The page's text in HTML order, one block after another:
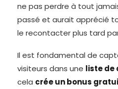
ne pas perdre à tout
passé et aurait apprécié
le recontacter plus tard
Il est fondamental de
visiteurs dans une liste de
cela crée un bonus